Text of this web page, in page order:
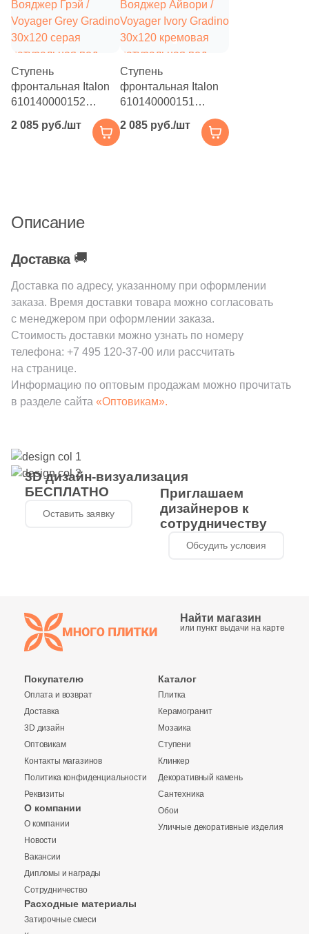
Ступень
фронтальная Italon
610140000152
Voyager Grey Gradino
2 085 руб./шт
Ступень
фронтальная Italon
610140000151
Вояджер Айвори /
Voyager Ivory Gradino
30x120 кремовая
2 085 руб./шт
Описание
Доставка 🚚
Доставка по адресу, указанному при оформлении
заказа. Время доставки товара можно согласовать
с менеджером при оформлении заказа.
Стоимость доставки можно узнать по номеру
телефона: +7 495 120-37-00 или рассчитать
на странице.
Информацию по оптовым продажам можно прочитать
в разделе сайта «Оптовикам».
3D дизайн-визуализация
БЕСПЛАТНО
Оставить заявку
Приглашаем
дизайнеров к
сотрудничеству
Обсудить условия
Заявка на бесплатный 3D дизайн
Обратная связь
Найти магазин
или пункт выдачи на карте
Покупателю
Оплата и возврат
Доставка
3D дизайн
Оптовикам
Контакты магазинов
Политика конфиденциальности
Реквизиты
О компании
О компании
Новости
Вакансии
Дипломы и награды
Сотрудничество
Расходные материалы
Затирочные смеси
Каталог
Плитка
Керамогранит
Мозаика
Ступени
Клинкер
Декоративный камень
Сантехника
Обои
Уличные декоративные изделия